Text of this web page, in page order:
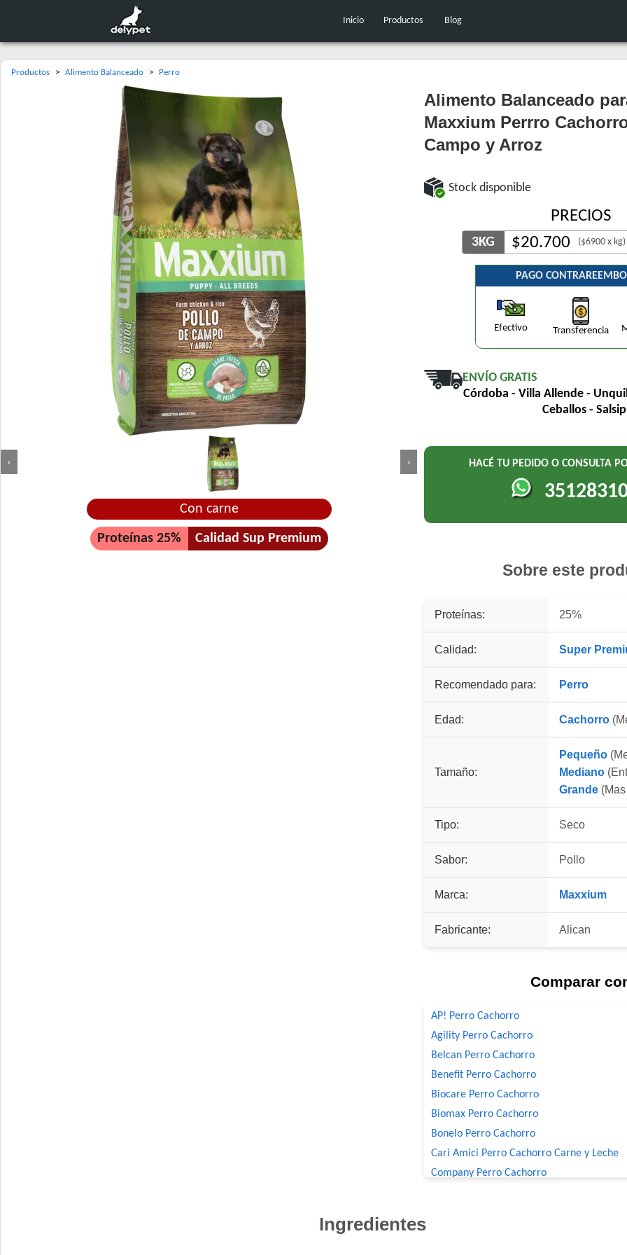
Inicio Productos Blog
Productos > Alimento Balanceado > Perro
‹ ›
Con carne
Proteínas 25% Calidad Sup Premium
Alimento Balanceado
Maxxium Perrro
Campo y Arroz
Stock disponible
PRECIOS
3KG $20.700 ($6900 x kg)
PAGO
Efectivo Transferencia
ENVÍO GRATIS
Córdoba - Villa Allende -
Ceballos -
HACÉ TU PEDIDO O CONSULTA
Sobre este
Proteínas: 25%
Calidad: Super
Recomendado para: Perro
Edad: Cachorro
Tamaño:
Pequeño
Mediano
Grande
Tipo: Seco
Sabor: Pollo
Marca: Maxxium
Fabricante: Alican
Comparar
AP! Perro Cachorro
Agility Perro Cachorro
Belcan Perro Cachorro
Benefit Perro Cachorro
Biocare Perro Cachorro
Biomax Perro Cachorro
Bonelo Perro Cachorro
Cari Amici Perro Cachorro Carne y Leche
Company Perro Cachorro
Ingredientes